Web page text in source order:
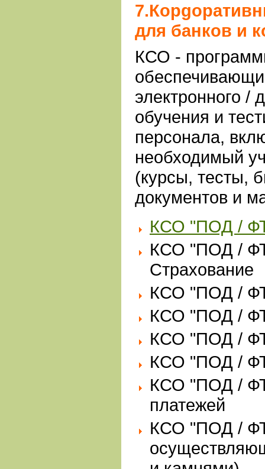
для банков и
КСО -
электронного /
обучения и
персонала,
необходимый
(курсы, тесты,
документов и
КСО "ПОД /
КСО "ПОД /
Страхование
КСО "ПОД /
КСО "ПОД /
КСО "ПОД /
КСО "ПОД /
КСО "ПОД /
платежей
КСО "ПОД /